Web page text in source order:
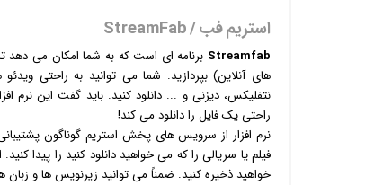
استریم فب / StreamFab
Streamfab برنامه ای است که به شما امکان می دهد
های آنلاین) بپردازید. شما می توانید به راحتی ویدئو
نتفلیکس، دیزنی و ... دانلود کنید. باید گفت ایننرم
راحتی یک فایل را دانلود می کند!
نرم افزار از سرویس های پخش استریم گوناگون
فیلم یا سریالی را که می خواهید دانلود کنید را پیدا
خواهید ذخیره کنید. ضمناً می توانید زیرنویس ها و زبان